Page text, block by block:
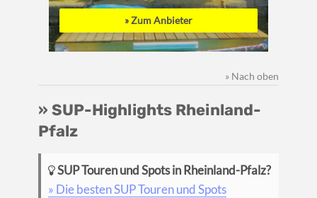
» Zum Anbieter
» Nach oben
» SUP-Highlights Rheinland-
Pfalz
SUP Touren und Spots in Rheinland-Pfalz?
» Die besten SUP Touren und Spots